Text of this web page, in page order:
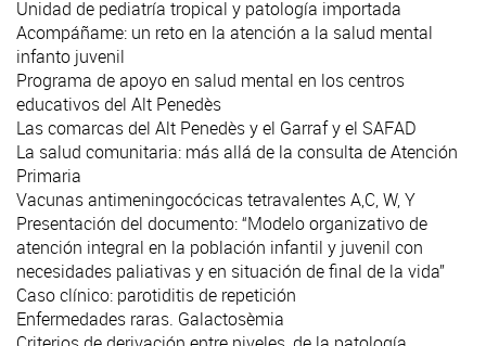
Unidad de pediatría tropical y patología importada
Acompáñame: un reto en la atención a la salud mental
infanto juvenil
Programa de apoyo en salud mental en los centros
educativos del Alt Penedès
Las comarcas del Alt Penedès y el Garraf y el SAFAD
La salud comunitaria: más allá de la consulta de Atención
Primaria
Vacunas antimeningocócicas tetravalentes A,C, W, Y
Presentación del documento: “Modelo organizativo de
atención integral en la población infantil y juvenil con
necesidades paliativas y en situación de final de la vida”
Caso clínico: parotiditis de repetición
Enfermedades raras. Galactosèmia